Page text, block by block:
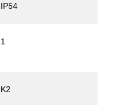
IP54
1
K2